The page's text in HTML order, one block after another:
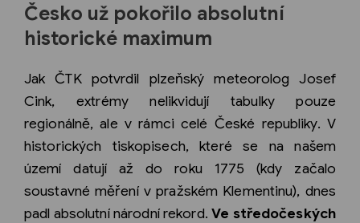
Česko už pokořilo absolutní
historické maximum
Jak ČTK potvrdil plzeňský meteorolog Josef
Cink, extrémy nelikvidují tabulky pouze
regionálně, ale v rámci celé České republiky. V
historických tiskopisech, které se na našem
území datují až do roku 1775 (kdy začalo
soustavné měření v pražském Klementinu), dnes
padl absolutní národní rekord.Ve středočeských